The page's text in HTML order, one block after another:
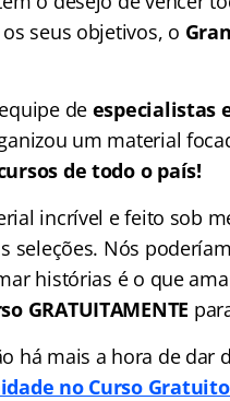
seus objetivos, o
de especialistas
um material
de todo o país!
incrível e feito sob
seleções. Nós
histórias é o que
GRATUITAMENTE
há mais a hora de dar
no Curso